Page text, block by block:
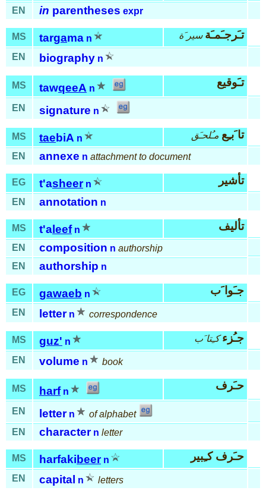
EN in parentheses expr
MS targama n تـَرجـَمـَة سير َة
EN biography n
MS tawqeeA n تـَوقيع
EN signature n
MS taebiA n تا َبـِع مـُلحـَق
EN annexe n attachment to document
EG t'asheer n تأشير
EN annotation n
MS t'a leef n تأليف
EN composition n authorship
EN
authorship n
EG gawaeb n جـَوا َب
EN letter n correspondence
MS guz' n جـُزء كـِتا َب
EN volume n book
MS harf n حـَرف
EN letter n
of alphabet
EN
character n letter
MS harfakibeer n حـَرف كـِبير
EN capital n letters